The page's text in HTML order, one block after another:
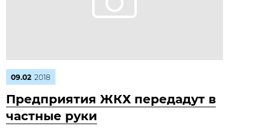
09.02 2018
Предприятия ЖКХ передадут в
частные руки